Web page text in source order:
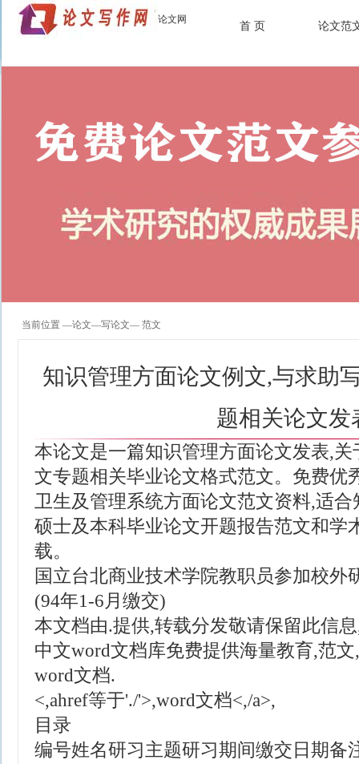
论文网
首 页 论文范
当前位置 —论文—写论文— 范文
知识管理方面论文例文,与求助
题相关论文发
本论文是一篇知识管理方面论文发表,
文专题相关毕业论文格式范文。免费优
卫生及管理系统方面论文范文资料,适
硕士及本科毕业论文开题报告范文和学
载。
国立台北商业技术学院教职员参加校外
(94年1-6月缴交)
本文档由.提供,转载分发敬请保留此信
中文word文档库免费提供海量教育,范
word文档.
<,ahref等于'./'>,word文档<,/a>,
目录
编号姓名研习主题研习期间缴交日期备